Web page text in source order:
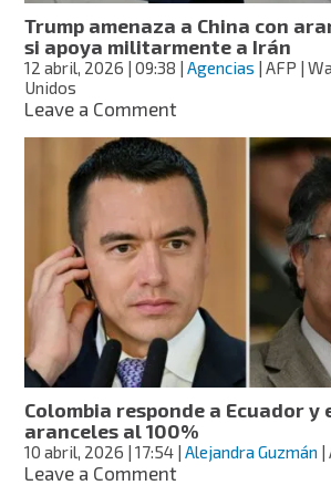
Trump amenaza a China con
si apoya militarmente a Irán
12 abril, 2026 | 09:38 |Agencias | AFP |
Unidos
Leave a Commenton
amenaza
a
China
con
aranceles
del
50%
si
apoya
militarmente
a
Irán
Colombia responde a Ecuador y
aranceles al 100%
10 abril, 2026 | 17:54 |Alejandra Guzmán
Leave a Commenton